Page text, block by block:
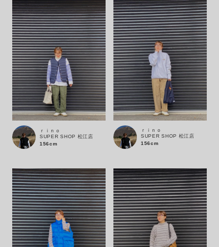
ｒｉｎｏ
SUPER SHOP 松江店
156cm
ｒｉｎｏ
SUPER SHOP 松江店
156cm